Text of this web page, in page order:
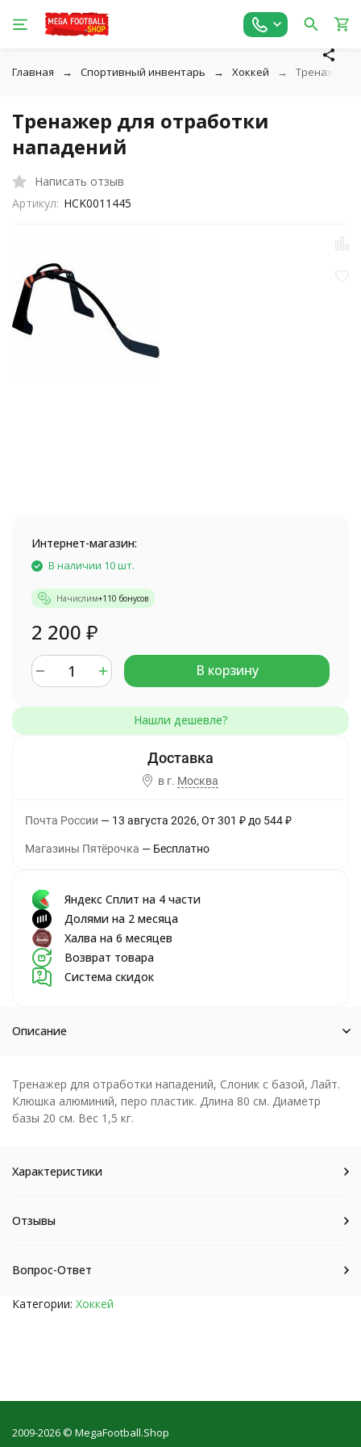
Главная Спортивный инвентарь Хоккей Тренажер
Тренажер для отработки
нападений
Написать отзыв
Артикул: HCK0011445
Интернет-магазин:
В наличии 10 шт.
Начислим+110 бонусов
2 200 ₽
В корзину
в г. Москва
Почта России 13 августа 2026 От 301 ₽ до 544₽
Магазины Пятёрочка Бесплатно
Яндекс Сплит на 4 части
Долями на 2 месяца
Халва на 6 месяцев
Возврат товара
Система скидок
Описание
Тренажер для отработки нападений, Слоник с базой, Лайт.
Клюшка алюминий, перо пластик. Длина 80 см. Диаметр
базы 20 см. Вес 1,5 кг.
Характеристики
Отзывы
Вопрос-Ответ
Категории: Хоккей
2009-2026 © MegaFootball.Shop